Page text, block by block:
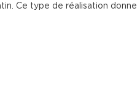
Ce type de réalisation donne